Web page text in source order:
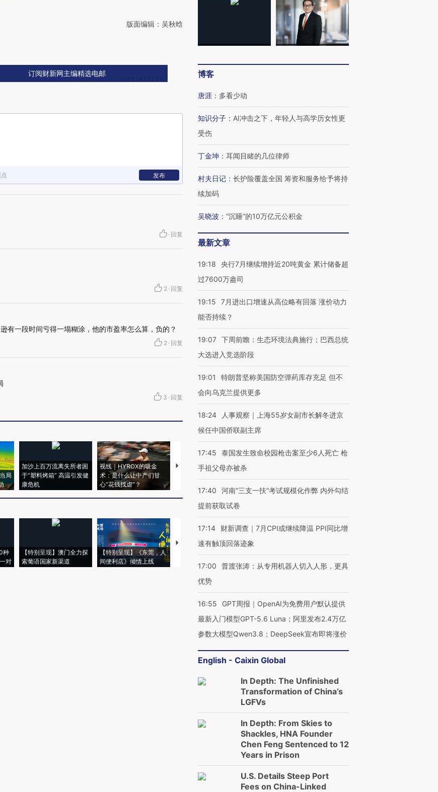
版面编辑：吴秋晗
订阅财新网主编精选电邮
发布
· 回复
2 · 回复
有一段时间亏得一塌糊涂，他的市盈率怎么算，负的？
2 · 回复
3 · 回复
局
加沙上百万流离失所者困
于“塑料烤箱” 高温引发健
康危机
视线｜HYROX的吸金
术：是什么让中产们甘
心“花钱找虐”？
马航飞行员跨国走私7万
种
对
【特别呈现】澳门全力探
索葡语国家新渠道
【特别呈现】《东莞，人
间便利店》倾情上线
【推广】走进第四届链博
有意思的生活方式·第三对
住三大增长引擎是什么？
博客
唐涯 ： 多看少动
知识分子 ： AI冲击之下，年轻人与高学历女性更
受伤
丁金坤 ： 耳闻目睹的几位律师
村夫日记 ： 长护险覆盖全国 筹资和服务给予将持
续加码
吴晓波 ： “沉睡”的10万亿元公积金
最新文章
19:18
央行7月继续增持近20吨黄金 累计储备超
过7600万盎司
19:15
7月进出口增速从高位略有回落 涨价动力
能否持续？
19:07 下周前瞻：生态环境法典施行；巴西总统
大选进入竞选阶段
19:01
特朗普坚称美国防空弹药库存充足 但不
会向乌克兰提供更多
18:24
人事观察｜上海55岁女副市长解冬进京
候任中国侨联副主席
17:45
泰国发生致命校园枪击案至少6人死亡 枪
手祖父母亦被杀
17:40
河南“三支一扶”考试规模化作弊 内外勾结
提前获取试卷
17:14
财新调查｜7月CPI或继续降温 PPI同比增
速有触顶回落迹象
17:00
普渡张涛：从专用机器人切入人形，更具
优势
16:55
GPT周报｜OpenAI为免费用户默认提供
最新入门模型GPT-5.6 Luna；阿里发布2.4万亿
参数大模型Qwen3.8；DeepSeek宣布即将涨价
English - Caixin Global
In Depth: The Unfinished
Transformation of China’s
LGFVs
In Depth: From Skies to
Shackles, HNA Founder
Chen Feng Sentenced to 12
Years in Prison
U.S. Details Steep Port
Fees on China-Linked